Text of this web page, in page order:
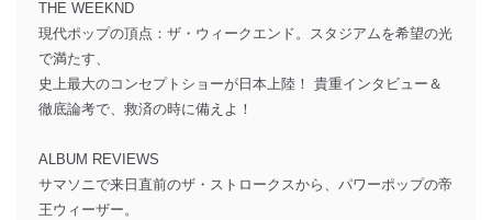
THE WEEKND
現代ポップの頂点：ザ・ウィークエンド。スタジアムを希望の光
で満たす、
史上最大のコンセプトショーが日本上陸！ 貴重インタビュー＆
徹底論考で、救済の時に備えよ！
ALBUM REVIEWS
サマソニで来日直前のザ・ストロークスから、パワーポップの帝
王ウィーザー。